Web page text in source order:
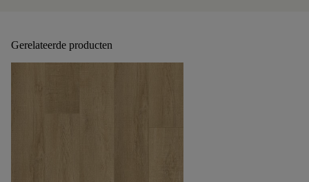
Gerelateerde producten